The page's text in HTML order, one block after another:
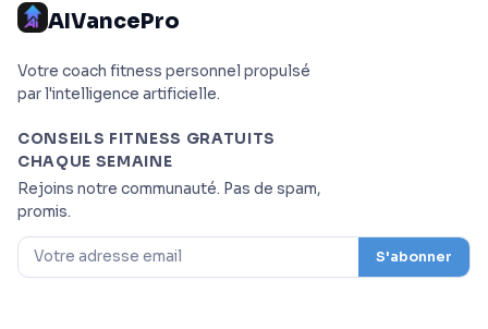
AIVancePro
Votre coach fitness personnel propulsé
par l'intelligence artificielle.
CONSEILS FITNESS GRATUITS
CHAQUE SEMAINE
Rejoins notre communauté. Pas de spam,
promis.
S'abonner